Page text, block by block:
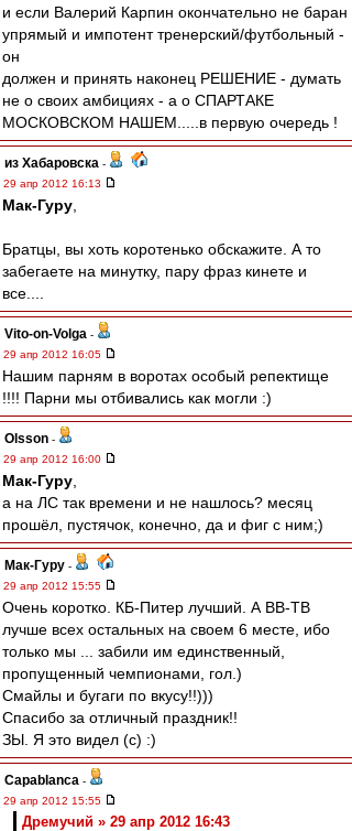
и если Валерий Карпин окончательно не баран
упрямый и импотент тренерский/футбольный -
он
должен и принять наконец РЕШЕНИЕ - думать
не о своих амбициях - а о СПАРТАКЕ
МОСКОВСКОМ НАШЕМ.....в первую очередь !
из Хабаровска -
29 апр 2012 16:13
Мак-Гуру
Братцы, вы хоть коротенько обскажите. А то
забегаете на минутку, пару фраз кинете и
все....
Vito-on-Volga -
29 апр 2012 16:05
Нашим парням в воротах особый репектище
!!!! Парни мы отбивались как могли :)
Olsson -
29 апр 2012 16:00
Мак-Гуру
а на ЛС так времени и не нашлось? месяц
прошёл, пустячок, конечно, да и фиг с ним;)
Мак-Гуру -
29 апр 2012 15:55
Очень коротко. КБ-Питер лучший. А ВВ-ТВ
лучше всех остальных на своем 6 месте, ибо
только мы ... забили им единственный,
пропущенный чемпионами, гол.)
Смайлы и бугаги по вкусу!!)))
Спасибо за отличный праздник!!
ЗЫ. Я это видел (с) :)
Сapablanca -
29 апр 2012 15:55
Дремучий » 29 апр 2012 16:43